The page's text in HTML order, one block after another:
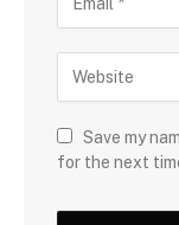
Save my
for the next